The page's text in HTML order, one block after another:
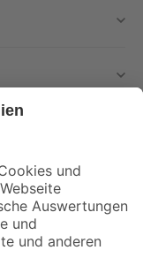
mehr verpassen!